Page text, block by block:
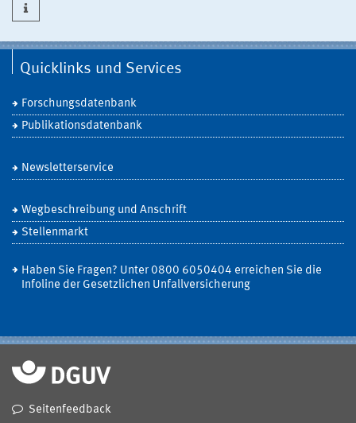
Quicklinks und Services
Forschungsdatenbank
Publikationsdatenbank
Newsletterservice
Wegbeschreibung und Anschrift
Stellenmarkt
Haben Sie Fragen? Unter 0800 6050404 erreichen Sie die
Infoline der Gesetzlichen Unfallversicherung
Seitenfeedback